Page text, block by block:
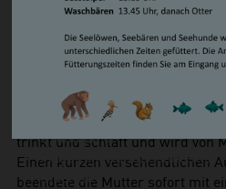
Steppenlemming
Südamerikanischer
Zwergotter
Waschbär
Vögel
Basstölpel
Brandgans
Magellan-Dampfschiffente
Eiderente
Seebärchen auf der Anlage lag.
trinkt“, wodurch klar war, dass
hatte und sich um ihr Jungtier
Zooteam!
Das schwarze, plüschige Fell
wassertauglich und so liegt
trinkt und schläft und wird von
Einen kurzen versehendlichen
beendete die Mutter sofort mit